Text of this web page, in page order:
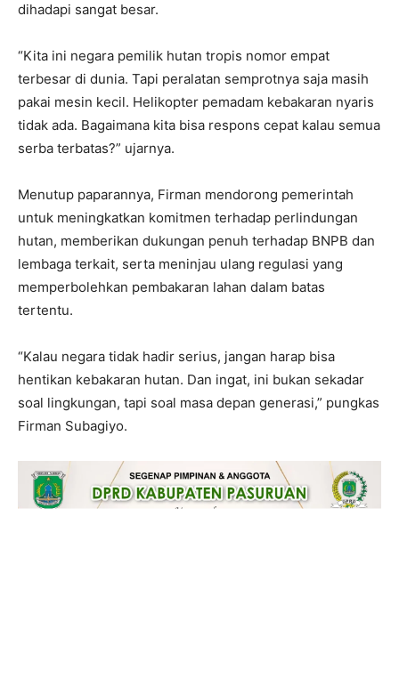
dihadapi sangat besar.
“Kita ini negara pemilik hutan tropis nomor empat
terbesar di dunia. Tapi peralatan semprotnya saja masih
pakai mesin kecil. Helikopter pemadam kebakaran nyaris
tidak ada. Bagaimana kita bisa respons cepat kalau semua
serba terbatas?” ujarnya.
Menutup paparannya, Firman mendorong pemerintah
untuk meningkatkan komitmen terhadap perlindungan
hutan, memberikan dukungan penuh terhadap BNPB dan
lembaga terkait, serta meninjau ulang regulasi yang
memperbolehkan pembakaran lahan dalam batas
tertentu.
“Kalau negara tidak hadir serius, jangan harap bisa
hentikan kebakaran hutan. Dan ingat, ini bukan sekadar
soal lingkungan, tapi soal masa depan generasi,” pungkas
Firman Subagiyo.